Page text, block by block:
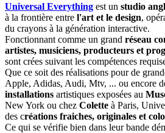
Universal Everything est un studio
à la frontière entre l'art et le design,
du crayons à la génération interactive.
Fonctionnant comme un grand réseau
artistes, musiciens, producteurs et
sont crées suivant les compétences
Que ce soit des réalisations pour de
Apple, Adidas, Audi, Mtv, ... ou encore
installations artistiques exposées au
New York ou chez Colette à Paris,
des créations fraiches, originales et
Ce qui se vérifie bien dans leur bande